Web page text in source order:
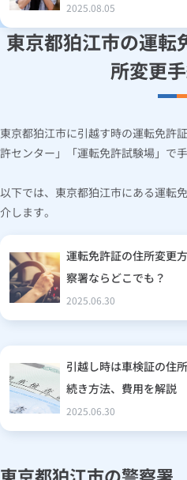
2025.08.05
東京都狛江市の運転
所変更
東京都狛江市に引越す時の運転免許
許センター」「運転免許試験場」で
以下では、東京都狛江市にある運転
介します。
運転免許証の住所変更
察署ならどこでも？
2025.06.30
引越し時は車検証の住
続き方法、費用を解説
2025.06.30